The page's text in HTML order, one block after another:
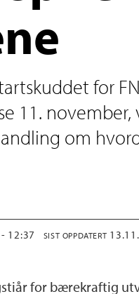
for
11.
om
12:37 SIST OPPDATERT
for bærekraftig